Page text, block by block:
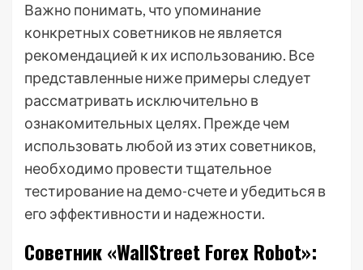
Важно понимать, что упоминание
конкретных советников не является
рекомендацией к их использованию. Все
представленные ниже примеры следует
рассматривать исключительно в
ознакомительных целях. Прежде чем
использовать любой из этих советников,
необходимо провести тщательное
тестирование на демо-счете и убедиться в
его эффективности и надежности.
Советник «WallStreet Forex Robot»: